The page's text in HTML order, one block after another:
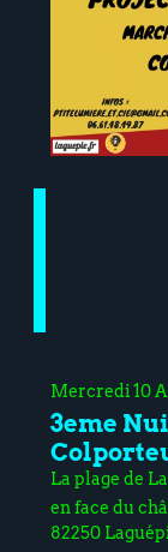
Mercredi 10
3eme
La plage de
en face du
82250